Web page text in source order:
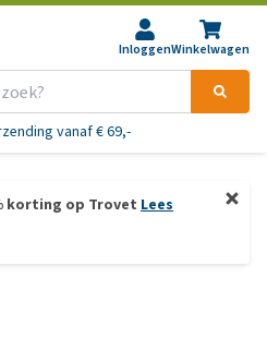
InloggenWinkelwagen
vanaf € 69,-
korting op Trovet Lees